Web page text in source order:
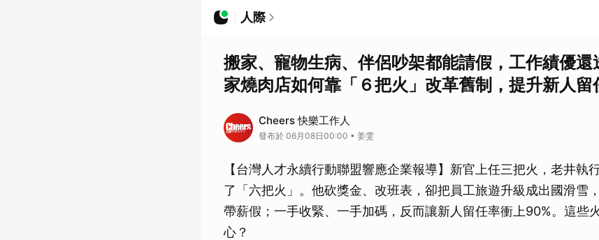
人際
搬家、寵物生病、伴侶吵架都能請假，工作績優還
家燒肉店如何靠「６把火」改革舊制，提升新人留
Cheers 快樂工作人
發布於 06月08日00:00 • 姜雯
【台灣人才永續行動聯盟響應企業報導】新官上任三把火，老井執
了「六把火」。他砍獎金、改班表，卻把員工旅遊升級成出國滑雪
帶薪假；一手收緊、一手加碼，反而讓新人留任率衝上90%。這些
心？